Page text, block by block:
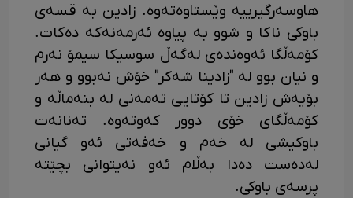
هاوسەرگیرییە وێستاوەتەوە. زادین بە قسەی
باوکی ناکا و شوو بە پیاوە ئەرمەنەکە دەکات.
کۆمەڵگا ئەوەندەی لەگەڵ سوسیکا سیمۆ نەرم
و نیان بوو لە "زادینا شەکر" خۆش نەبوو و هەر
بۆیەش زادین تا کۆتایی تەمەنی لە بنەماڵە و
کۆمەڵگای خۆی دوور کەوتەوە. تەنانەت
باوکیشی لە خەم و خەفەتی ئەو گیانی
لەدەست دەدا بەڵام ئەو نەیتوانی بچێتە
پرسەی باوکی.